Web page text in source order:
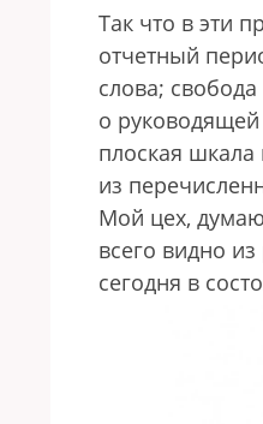
Так что в эти
отчетный
слова;
о
плоская
из
Мой цех,
всего видно
сегодня в